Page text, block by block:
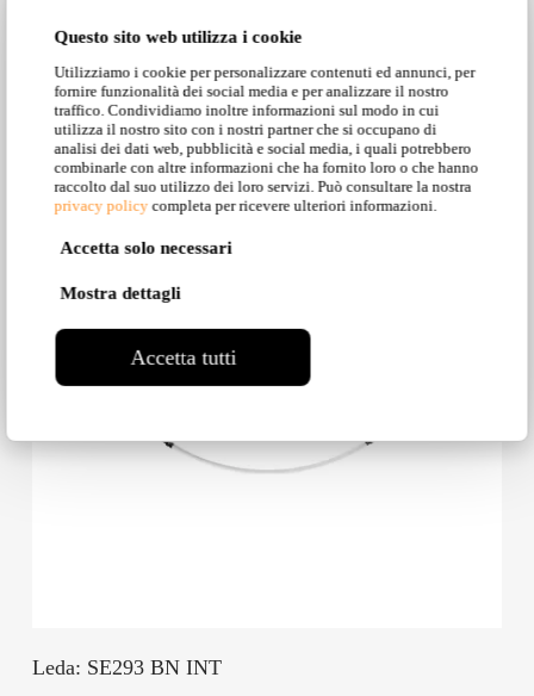
Questo sito web utilizza i cookie
Utilizziamo i cookie per personalizzare contenuti ed annunci, per
fornire funzionalità dei social media e per analizzare il nostro
traffico. Condividiamo inoltre informazioni sul modo in cui
utilizza il nostro sito con i nostri partner che si occupano di
analisi dei dati web, pubblicità e social media, i quali potrebbero
combinarle con altre informazioni che ha fornito loro o che hanno
raccolto dal suo utilizzo dei loro servizi. Può consultare la nostra
privacy policy completa per ricevere ulteriori informazioni.
Accetta solo necessari
Mostra dettagli
Accetta tutti
Leda: SE293 BN EXT
Outdoor, Suspension, Systems
Leda: SE293 BN INT